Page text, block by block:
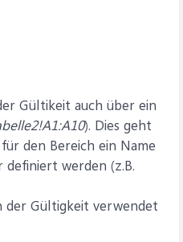
Gültikeit auch über ein
). Dies geht
den Bereich ein Name
definiert werden (z.B.
der Gültigkeit verwendet